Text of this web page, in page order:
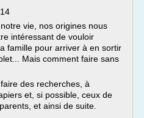
vie, nos origines nous
intéressant de vouloir
famille pour arriver à en sortir
Mais comment faire sans
des recherches, à
et, si possible, ceux de
et ainsi de suite.